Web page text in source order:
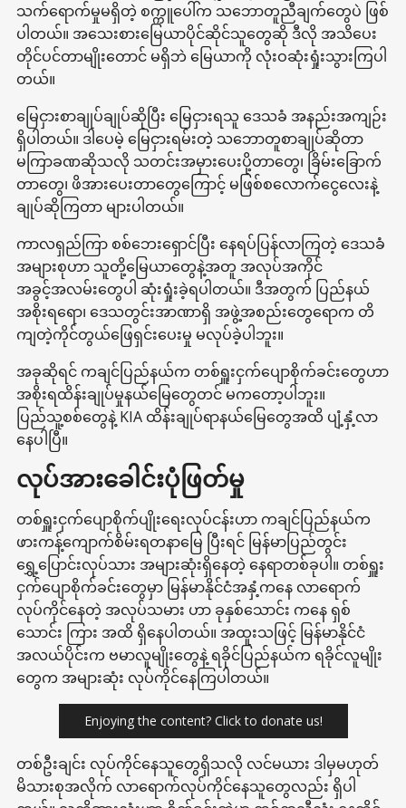
သက်ရောက်မှုမရှိတဲ့ စက္ကူပေါ်က သဘောတူညီချက်တွေပဲ ဖြစ်
ပါတယ်။ အသေးစားမြေယာပိုင်ဆိုင်သူတွေဆို ဒီလို အသိပေး
တိုင်ပင်တာမျိုးတောင် မရှိဘဲ မြေယာကို လုံးဝဆုံးရှုံးသွားကြပါ
တယ်။
မြေငှားစာချုပ်ချုပ်ဆိုပြီး မြေငှားရသူ ဒေသခံ အနည်းအကျဉ်း
ရှိပါတယ်။ ဒါပေမဲ့ မြေငှားရမ်းတဲ့ သဘောတူစာချုပ်ဆိုတာ
မကြာခဏဆိုသလို သတင်းအမှားပေးပို့တာတွေ၊ ခြိမ်းခြောက်
တာတွေ၊ ဖိအားပေးတာတွေကြောင့် မဖြစ်စလောက်ငွေလေးနဲ့
ချုပ်ဆိုကြတာ များပါတယ်။
ကာလရှည်ကြာ စစ်ဘေးရှောင်ပြီး နေရပ်ပြန်လာကြတဲ့ ဒေသခံ
အများစုဟာ သူတို့မြေယာတွေနဲ့အတူ အလုပ်အကိုင်
အခွင့်အလမ်းတွေပါ ဆုံးရှုံးခဲ့ရပါတယ်။ ဒီအတွက် ပြည်နယ်
အစိုးရရော၊ ဒေသတွင်းအာဏာရှိ အဖွဲ့အစည်းတွေရောက တိ
ကျတဲ့ကိုင်တွယ်ဖြေရှင်းပေးမှု မလုပ်ခဲ့ပါဘူး။
အခုဆိုရင် ကချင်ပြည်နယ်က တစ်ရှူးငှက်ပျောစိုက်ခင်းတွေဟာ
အစိုးရထိန်းချုပ်မှုနယ်မြေတွေတင် မကတော့ပါဘူး။
ပြည်သူ့စစ်တွေနဲ့ KIA ထိန်းချုပ်ရာနယ်မြေတွေအထိ ပျံ့နှံ့လာ
နေပါပြီ။
လုပ်အားခေါင်းပုံဖြတ်မှု
တစ်ရှူးငှက်ပျောစိုက်ပျိုးရေးလုပ်ငန်းဟာ ကချင်ပြည်နယ်က
ဖားကန့်ကျောက်စိမ်းရတနာမြေ ပြီးရင် မြန်မာပြည်တွင်း
ရွှေ့ပြောင်းလုပ်သား အများဆုံးရှိနေတဲ့ နေရာတစ်ခုပါ။ တစ်ရှူး
ငှက်ပျောစိုက်ခင်းတွေမှာ မြန်မာနိုင်ငံအနှံ့ကနေ လာရောက်
လုပ်ကိုင်နေတဲ့ အလုပ်သမား ဟာ ခုနှစ်သောင်း ကနေ ရှစ်
သောင်း ကြား အထိ ရှိနေပါတယ်။ အထူးသဖြင့် မြန်မာနိုင်ငံ
အလယ်ပိုင်းက ဗမာလူမျိုးတွေနဲ့ ရခိုင်ပြည်နယ်က ရခိုင်လူမျိုး
တွေက အများဆုံး လုပ်ကိုင်နေကြပါတယ်။
Enjoying the content? Click to donate us!
တစ်ဦးချင်း လုပ်ကိုင်နေသူတွေရှိသလို လင်မယား ဒါမှမဟုတ်
မိသားစုအလိုက် လာရောက်လုပ်ကိုင်နေသူတွေလည်း ရှိပါ